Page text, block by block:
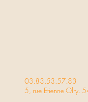
03.83.53.57.83
5, rue Etienne Olry.